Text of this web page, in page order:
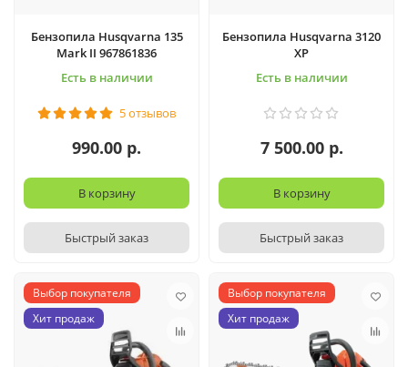
Бензопила Husqvarna 135
Mark II 967861836
Есть в наличии
5 отзывов
990.00 р.
В корзину
Быстрый заказ
Бензопила Husqvarna 3120
XP
Есть в наличии
7 500.00 р.
В корзину
Быстрый заказ
Выбор покупателя
Хит продаж
Выбор покупателя
Хит продаж